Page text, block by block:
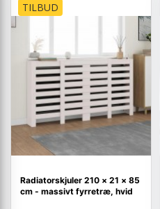
TILBUD
Radiatorskjuler 210 × 21 × 85
cm - massivt fyrretræ, hvid